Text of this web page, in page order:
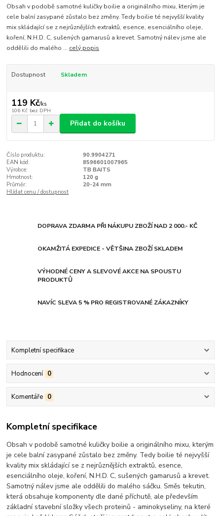
Obsah v podobě samotné kuličky boilie a originálního mixu, kterým je
cele balní zasypané zůstalo bez změny. Tedy boilie té nejvyšší kvality
mix skládající se z nejrůznějších extraktů, esence, esenciálního oleje,
koření, N.H.D. C, sušených gamarusů a krevet. Samotný nálev jsme ale
oddělili do malého ... celý popis
Dostupnost Skladem
119 Kč/ks
106 Kč bez DPH
Přidat do košíku
Číslo produktu:
90.9904271
EAN kód:
8596601007965
Výrobce:
TB BAITS
Hmotnost:
120 g
Průměr:
20-24 mm
Hlídat cenu / dostupnost
DOPRAVA ZDARMA PŘI NÁKUPU ZBOŽÍ NAD 2 000.- KČ
OKAMŽITÁ EXPEDICE - VĚTŠINA ZBOŽÍ SKLADEM
VÝHODNÉ CENY A SLEVOVÉ AKCE NA SPOUSTU
PRODUKTŮ
NAVÍC SLEVA 5 % PRO REGISTROVANÉ ZÁKAZNÍKY
Kompletní specifikace
Hodnocení 0
Komentáře 0
Kompletní specifikace
Obsah v podobě samotné kuličky boilie a originálního mixu, kterým
je cele balní zasypané zůstalo bez změny. Tedy boilie té nejvyšší
kvality mix skládající se z nejrůznějších extraktů, esence,
esenciálního oleje, koření, N.H.D. C, sušených gamarusů a krevet.
Samotný nálev jsme ale oddělili do malého sáčku. Směs tekutin,
která obsahuje komponenty dle dané příchutě, ale především
základní stavební složky všech proteinů - aminokyseliny, na které